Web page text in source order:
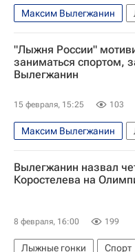
Максим Вылегжанин
Спорт
Сочи
Федерация лыжных
"Лыжня России"
заниматься спортом,
Вылегжанин
15 февраля, 15:25 103
Максим Вылегжанин
Спорт
Вылегжанин назвал
Коростелева на
8 февраля, 16:00 199
Лыжные гонки
Спорт